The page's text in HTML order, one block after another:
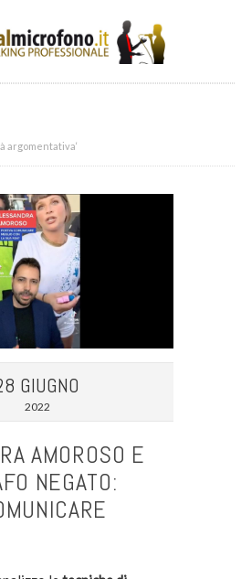
argomentativa‘
GIUGNO
2022
AMOROSO E
NEGATO: